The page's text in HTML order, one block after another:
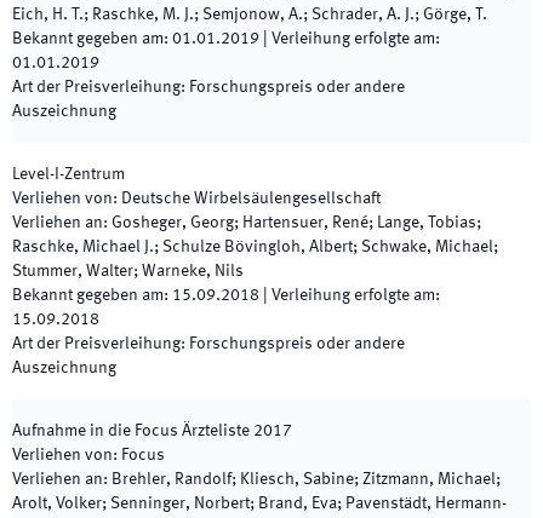
Eich, H. T.; Raschke, M. J.; Semjonow, A.; Schrader, A. J.; Görge, T.
Bekannt gegeben am: 01.01.2019 Verleihung erfolgte am:
01.01.2019
Art der Preisverleihung: Forschungspreis oder andere
Auszeichnung
Level-I-Zentrum
Verliehen von: Deutsche Wirbelsäulengesellschaft
Verliehen an: Gosheger, Georg; Hartensuer, René; Lange, Tobias;
Raschke, Michael J.; Schulze Bövingloh, Albert; Schwake, Michael;
Stummer, Walter; Warneke, Nils
Bekannt gegeben am: 15.09.2018 Verleihung erfolgte am:
15.09.2018
Art der Preisverleihung: Forschungspreis oder andere
Auszeichnung
Aufnahme in die Focus Ärzteliste 2017
Verliehen von: Focus
Verliehen an: Brehler, Randolf; Kliesch, Sabine; Zitzmann, Michael;
Arolt, Volker; Senninger, Norbert; Brand, Eva; Pavenstädt, Hermann-